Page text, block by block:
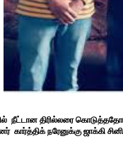
நீட்டான திரில்லரை
நரேனுக்கு ஜாக்கி